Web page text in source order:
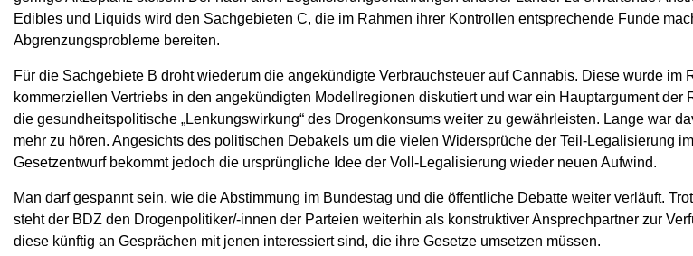
Edibles und Liquids wird den Sachgebieten C, die im Rahmen ihrer Kontrollen entsprechende Funde
Abgrenzungsprobleme bereiten.
Für die Sachgebiete B droht wiederum die angekündigte Verbrauchsteuer auf Cannabis. Diese wurde im
kommerziellen Vertriebs in den angekündigten Modellregionen diskutiert und war ein Hauptargument der
die gesundheitspolitische „Lenkungswirkung“ des Drogenkonsums weiter zu gewährleisten. Lange war
mehr zu hören. Angesichts des politischen Debakels um die vielen Widersprüche der Teil-Legalisierung
Gesetzentwurf bekommt jedoch die ursprüngliche Idee der Voll-Legalisierung wieder neuen Aufwind.
Man darf gespannt sein, wie die Abstimmung im Bundestag und die öffentliche Debatte weiter verläuft.
steht der BDZ den Drogenpolitiker/-innen der Parteien weiterhin als konstruktiver Ansprechpartner zur
diese künftig an Gesprächen mit jenen interessiert sind, die ihre Gesetze umsetzen müssen.